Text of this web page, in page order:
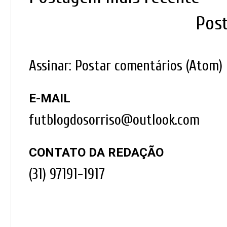
Assinar: Postar comentários (Atom)
E-MAIL
futblogdosorriso@outlook.com
CONTATO DA REDAÇÃO
(31) 97191-1917